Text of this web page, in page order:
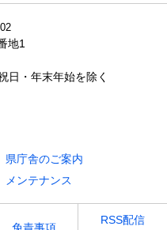
地1
日・年末年始を除く
県庁舎のご案内
メンテナンス
RSS配信